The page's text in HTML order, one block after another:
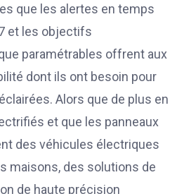
que les alertes en temps
et les objectifs
paramétrables offrent aux
dont ils ont besoin pour
Alors que de plus en
et que les panneaux
des véhicules électriques
maisons, des solutions de
de haute précision